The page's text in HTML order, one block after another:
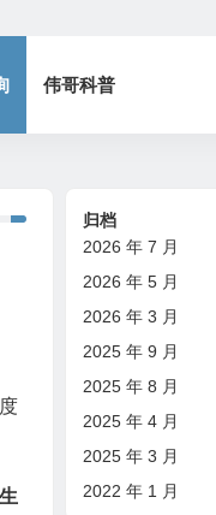
伟哥科普
归档
2026 年 7 月
2026 年 5 月
2026 年 3 月
2025 年 9 月
2025 年 8 月
2025 年 4 月
2025 年 3 月
2022 年 1 月